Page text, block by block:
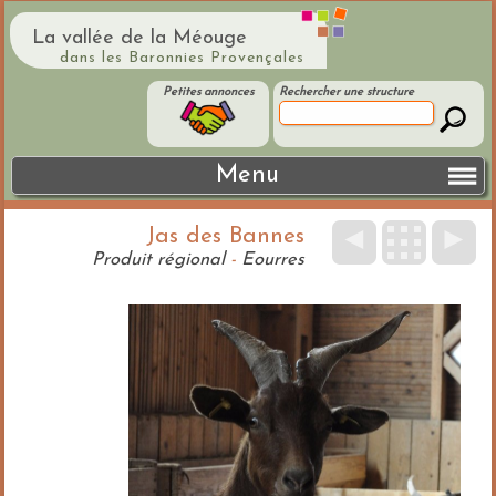
La vallée de la Méouge
dans les Baronnies Provençales
Rechercher une structure
Petites annonces
Menu
Jas des Bannes
Produit régional- Eourres